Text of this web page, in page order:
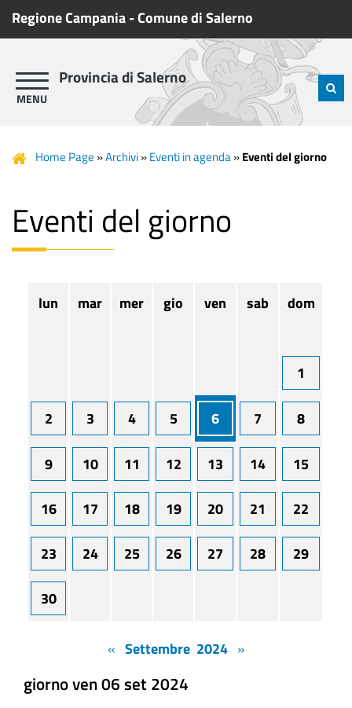
Regione Campania-Comune di Salerno
Provincia di Salerno
Home Page »Archivi»Eventi in agenda»Eventi del giorno
Eventi del giorno
lun mar mer gio ven sab dom
1
2 3 4 5 6 7 8
9 10 11 12 13 14 15
16 17 18 19 20 21 22
23 24 25 26 27 28 29
30
« Settembre 2024 »
giorno ven 06 set 2024